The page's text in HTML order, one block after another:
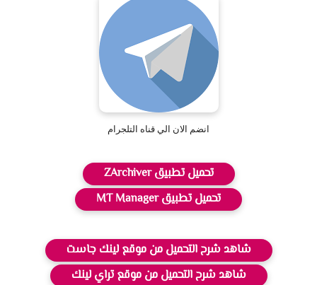
انضم الان الي قناه التلجرام
تحميل تطبيق ZArchiver
تحميل تطبيق MT Manager
شاهد شرح التحميل من موقع لينك جاست
شاهد شرح التحميل من موقع تراي لينك